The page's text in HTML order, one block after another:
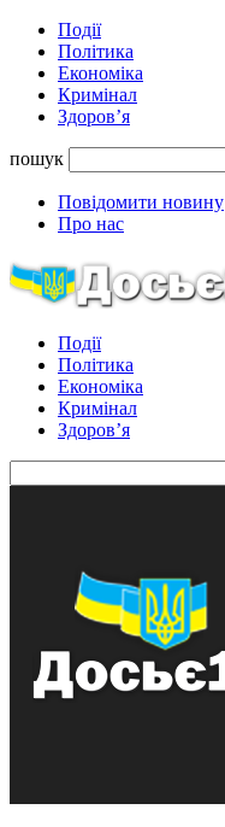
Події
Політика
Економіка
Кримінал
Здоров’я
пошук
Повідомити новину
Про нас
Події
Політика
Економіка
Кримінал
Здоров’я